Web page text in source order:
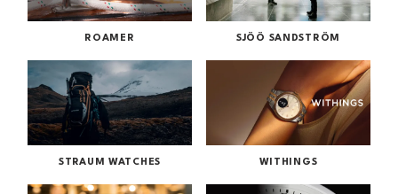
ROAMER SJÖÖ SANDSTRÖM
STRAUM WATCHES WITHINGS